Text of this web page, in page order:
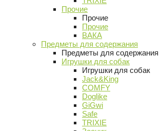
Прочие
Прочие
Прочие
ВАКА
Предметы для содержания
Предметы для содержания
Игрушки для собак
Игрушки для собак
Jack&King
COMFY
Doglike
GiGwi
Safe
TRIXIE